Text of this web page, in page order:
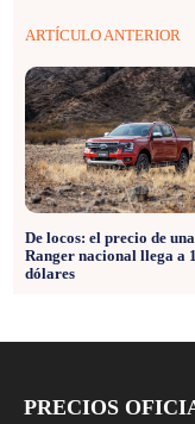
ARTÍCULO ANTERIOR
De locos: el precio de
Ranger nacional llega a
dólares
PRECIOS